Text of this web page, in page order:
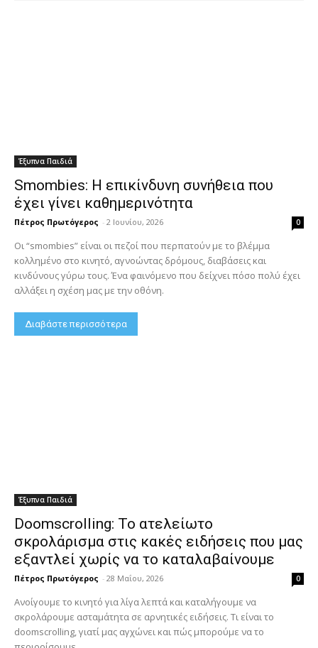
Έξυπνα Παιδιά
Smombies: Η επικίνδυνη συνήθεια που
έχει γίνει καθημερινότητα
Πέτρος Πρωτόγερος - 2 Ιουνίου, 2026 0
Οι “smombies” είναι οι πεζοί που περπατούν με το βλέμμα
κολλημένο στο κινητό, αγνοώντας δρόμους, διαβάσεις και
κινδύνους γύρω τους. Ένα φαινόμενο που δείχνει πόσο πολύ έχει
αλλάξει η σχέση μας με την οθόνη.
Διαβάστε περισσότερα
Έξυπνα Παιδιά
Doomscrolling: Το ατελείωτο
σκρολάρισμα στις κακές ειδήσεις που μας
εξαντλεί χωρίς να το καταλαβαίνουμε
Πέτρος Πρωτόγερος - 28 Μαΐου, 2026 0
Ανοίγουμε το κινητό για λίγα λεπτά και καταλήγουμε να
σκρολάρουμε ασταμάτητα σε αρνητικές ειδήσεις. Τι είναι το
doomscrolling, γιατί μας αγχώνει και πώς μπορούμε να το